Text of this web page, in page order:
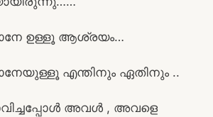
ഉള്ളൂ ആശ്രയം…
എന്തിനും ഏതിനും ..
അവൾ , അവളെ